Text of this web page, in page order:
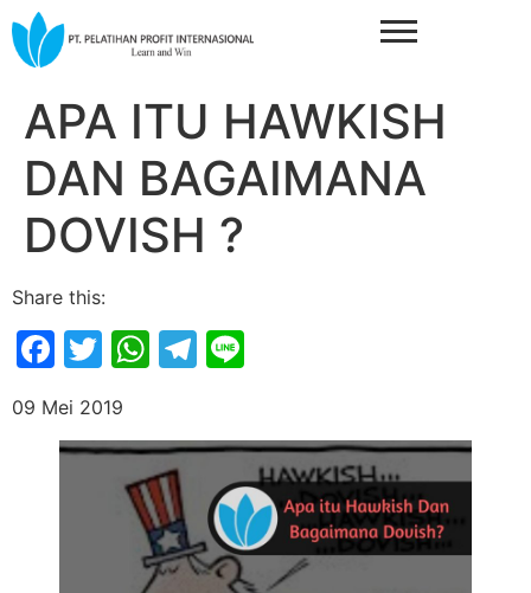
APA ITU HAWKISH
DAN BAGAIMANA
DOVISH ?
Share this:
Facebook
Twitter
WhatsApp
Telegram
09 Mei 2019